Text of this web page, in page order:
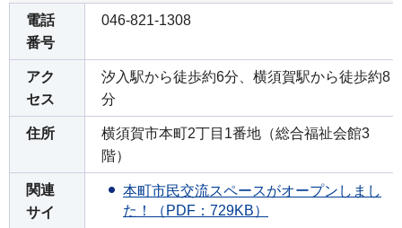
電話
番号
046-821-1308
アク
セス
汐入駅から徒歩約6分、横須賀駅から徒歩約8
分
住所
横須賀市本町2丁目1番地（総合福祉会館3
階）
関連
サイ
本町市民交流スペースがオープンしまし
た！（PDF：729KB）